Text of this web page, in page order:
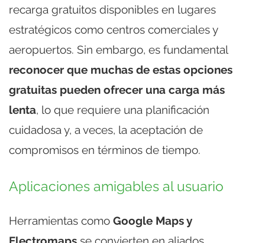
recarga gratuitos disponibles en lugares
estratégicos como centros comerciales y
aeropuertos. Sin embargo, es fundamental
reconocer que muchas de estas opciones
gratuitas pueden ofrecer una carga más
lenta, lo que requiere una planificación
cuidadosa y, a veces, la aceptación de
compromisos en términos de tiempo.
Aplicaciones amigables al usuario
Herramientas como Google Maps y